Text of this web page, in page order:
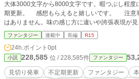
大体3000文字から8000文字です。暇つぶし程度にどうぞ。 見切
期更新。 感想もらえると嬉しいです。 注意
はありません。味の感じ方に違いや誇張表現が見
筆者はエターナる常習犯です。 前日談の注意事項 ・飯テロないかも ・本編より
短いよ（1話、2000文字前後を予定）
ファンタジー 連載中 長編 R15
24h.ポイント 0pt
小説 228,585 位 / 228,585件 ファンタジー
見切り発車 不定期更新 ファンタジー